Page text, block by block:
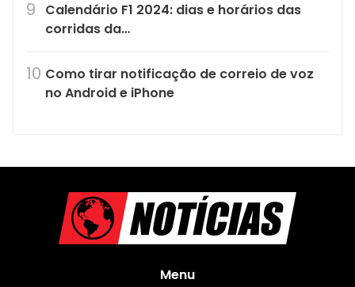
Calendário F1 2024: dias e horários das
corridas da…
Como tirar notificação de correio de voz
no Android e iPhone
Menu